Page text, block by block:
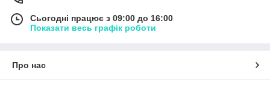
Сьогодні працює з 09:00 до 16:00
Показати весь графік роботи
Про нас